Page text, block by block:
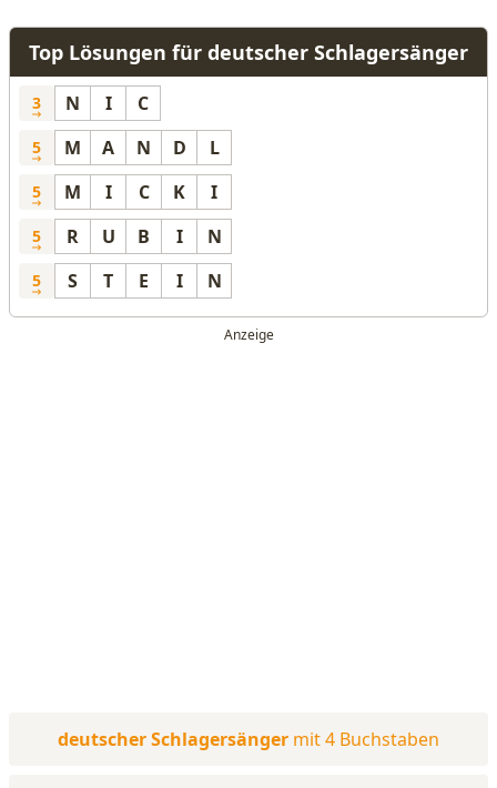
Top Lösungen für deutscher Schlagersänger
3 N I C
5 M A N D L
5 M I C K I
5 R U B I N
5 S T E I N
deutscher Schlagersänger mit 4 Buchstaben